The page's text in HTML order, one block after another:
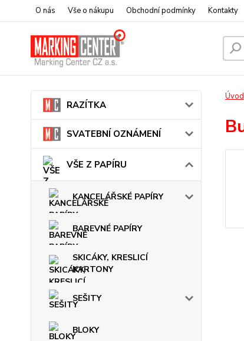
O nás Vše o nákupu Obchodní podmínky Kontakty
RAZÍTKA
SVATEBNÍ OZNÁMENÍ
VŠE Z PAPÍRU
KANCELÁŘSKÉ PAPÍRY
BAREVNÉ PAPÍRY
SKICÁKY, KRESLICÍ
KARTONY
SEŠITY
BLOKY
Úvod